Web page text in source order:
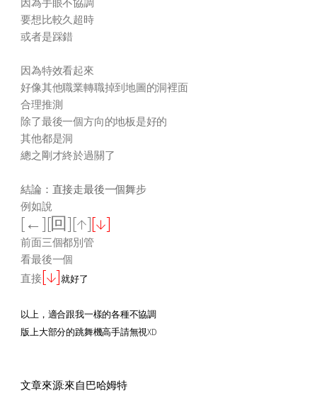
因為手眼不協調
要想比較久超時
或者是踩錯
因為特效看起來
好像其他職業轉職掉到地圖的洞裡面
合理推測
除了最後一個方向的地板是好的
其他都是洞
總之剛才終於過關了
結論：直接走最後一個舞步
例如說
[←][回][↑][↓]
前面三個都別管
看最後一個
直接[↓]就好了
以上，適合跟我一樣的各種不協調
版上大部分的跳舞機高手請無視XD
文章來源:來自巴哈姆特